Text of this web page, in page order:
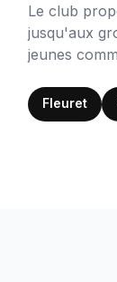
Le club
jusqu'aux
jeunes
Fleuret